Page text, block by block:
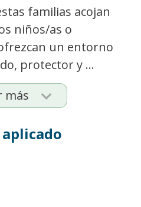
familias acojan
niños/as o
un entorno
protector y ...
más